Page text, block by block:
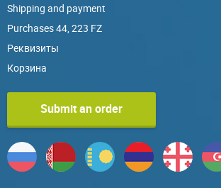
Shipping and payment
Purchases 44, 223 FZ
Реквизиты
Корзина
Submit an order